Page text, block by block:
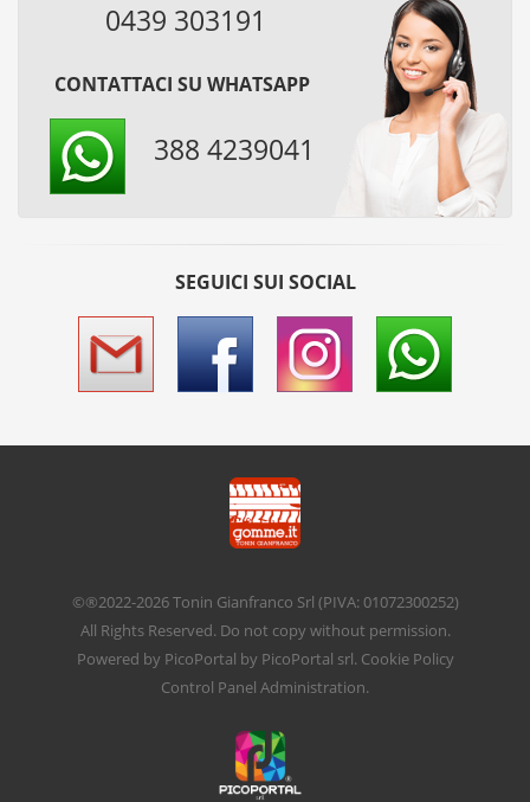
0439 303191
CONTATTACI SU WHATSAPP
388 4239041
SEGUICI SUI SOCIAL
©®2022-2026Tonin Gianfranco Srl (PIVA: 01072300252)
All Rights Reserved. Do not copy without permission.
Powered by PicoPortal by PicoPortal srl. Cookie Policy
Control Panel Administration.